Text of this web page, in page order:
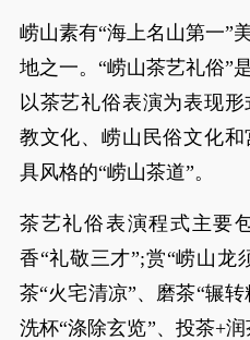
崂山素有“海上名山第一”
地之一。“崂山茶艺礼俗”
以茶艺礼俗表演为表现
教文化、崂山民俗文化
具风格的“崂山茶道”。
茶艺礼俗表演程式主要
香“礼敬三才”;赏“崂山龙
茶“火宅清凉”、磨茶“辗转
洗杯“涤除玄览”、投茶+